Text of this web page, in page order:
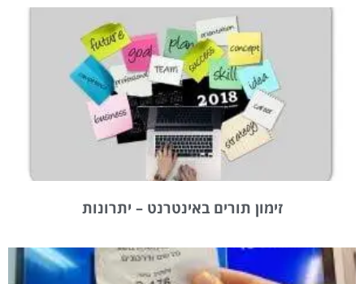
זימון תורים באינטרנט – יתרונות